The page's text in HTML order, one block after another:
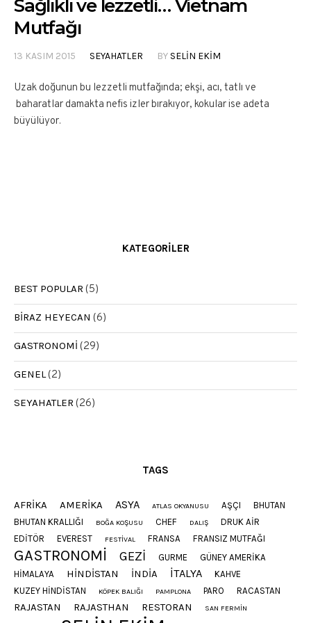
Sağlıklı ve lezzetli… Vietnam
Mutfağı
13 KASIM 2015 SEYAHATLER BY SELIN EKIM
Uzak doğunun bu lezzetli mutfağında; ekşi, acı, tatlı ve
baharatlar damakta nefis izler bırakıyor, kokular ise adeta
büyülüyor.
KATEGORILER
BEST POPULAR (5)
BIRAZ HEYECAN (6)
GASTRONOMI (29)
GENEL(2)
SEYAHATLER (26)
TAGS
AFRIKA AMERIKA ASYA ATLAS OKYANUSU AŞÇI
BHUTAN
BHUTAN KRALLIĞI
BOĞA KOŞUSU CHEF DALIŞ
DRUK AIR
EDITÖR
EVEREST FESTIVAL FRANSA FRANSIZ MUTFAĞI
GASTRONOMI GEZI GURME
GÜNEY AMERIKA
HIMALAYA
HINDISTAN INDIA ITALYA
KAHVE
KUZEY HINDISTAN
KÖPEK BALIĞI PAMPLONA PARO RACASTAN
RAJASTAN RAJASTHAN RESTORAN SAN FERMIN